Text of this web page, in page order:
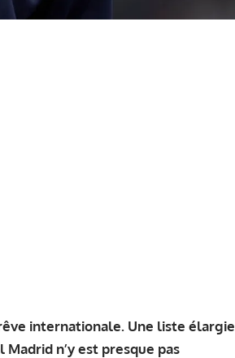
internationale. Une liste élargie
n’y est presque pas